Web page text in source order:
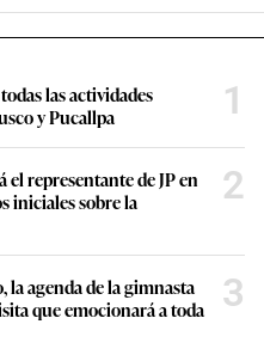
las actividades
y Pucallpa
1
el representante de JP en
iniciales sobre la
2
la agenda de la gimnasta
que emocionará a toda
3